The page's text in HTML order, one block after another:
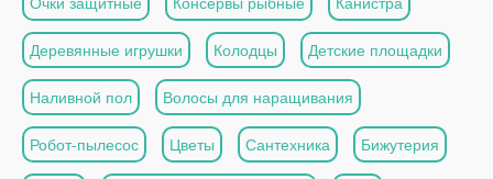
Деревянные игрушки Колодцы Детские площадки
Наливной пол Волосы для наращивания
Робот-пылесос Цветы Сантехника Бижутерия